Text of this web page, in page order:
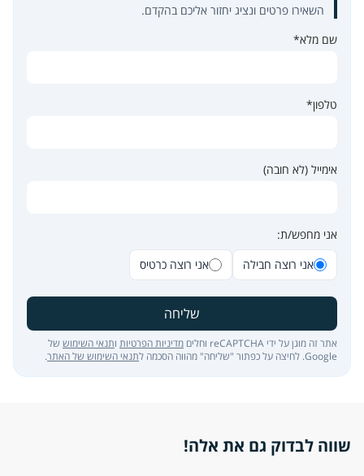
השאירו פרטים ונציג יחזור אליכם בהקדם.
שם מלא*
טלפון*
אימייל (לא חובה)
אני מחפש/ת:
אני רוצה חבילה
אני רוצה כרטיס
שליחה
אתר זה מוגן על ידי reCAPTCHA וחלים מדיניות הפרטיות ותנאי השימוש של
Google. לחיצה על כפתור "שליחה" מהווה הסכמה ל
תנאי השימוש של האתר.
שווה לבדוק גם את אלה!